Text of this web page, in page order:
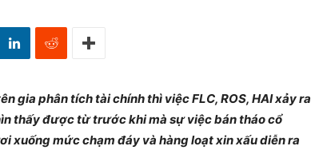
gia phân tích tài chính thì việc FLC, ROS, HAI xảy ra
thấy được từ trước khi mà sự việc bán tháo cổ
xuống mức chạm đáy và hàng loạt xin xấu diễn ra